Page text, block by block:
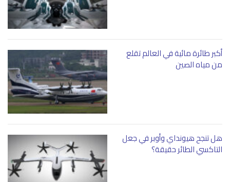
أكبر طائرة مائية في العالم تقلع
من مياه الصين
هل تنجح هيونداي وأوبر في جعل
التاكسي الطائر حقيقة؟